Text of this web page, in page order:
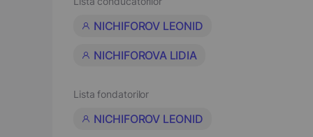
NICHIFOROV LEONID
NICHIFOROVA LIDIA
Lista fondatorilor
NICHIFOROV LEONID